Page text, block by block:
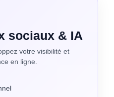
sociaux & IA
votre visibilité et
en ligne.